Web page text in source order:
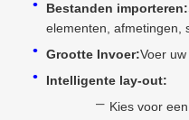
Bestanden importeren:
elementen, afmetingen,
Grootte Invoer:Voer uw
Intelligente lay-out:
Kies voor een